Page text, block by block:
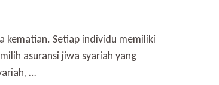
kematian. Setiap individu memiliki
asuransi jiwa syariah yang
…